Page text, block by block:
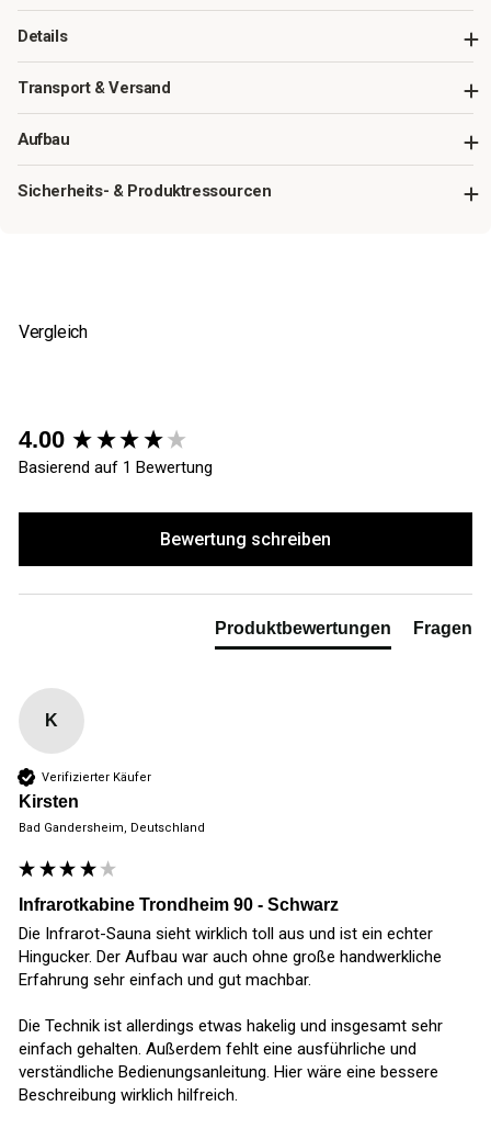
Details
Transport & Versand
Aufbau
Sicherheits- & Produktressourcen
Vergleich
4.00
Basierend auf 1 Bewertung
Bewertung schreiben
Produktbewertungen Fragen
K
Verifizierter Käufer
Kirsten
Bad Gandersheim, Deutschland
Infrarotkabine Trondheim 90 - Schwarz
Die Infrarot-Sauna sieht wirklich toll aus und ist ein echter
Hingucker. Der Aufbau war auch ohne große handwerkliche
Erfahrung sehr einfach und gut machbar.
Die Technik ist allerdings etwas hakelig und insgesamt sehr
einfach gehalten. Außerdem fehlt eine ausführliche und
verständliche Bedienungsanleitung. Hier wäre eine bessere
Beschreibung wirklich hilfreich.
New content loaded